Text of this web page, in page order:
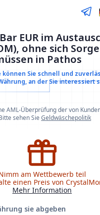
EUR im
ohne sich
in Pathos
Sie schnell und
an der Sie interessiert
AML-Überprüfung der von
sehen SieGeldwäschepolitik
am Wettbewerb teil
einen Preis von
Mehr Information
sie abgeben